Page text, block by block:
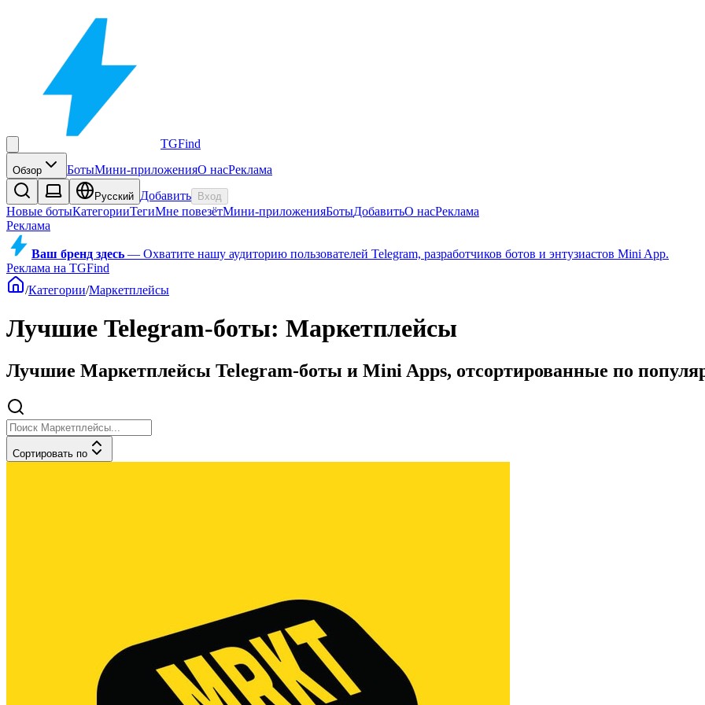
TGFind
Обзор БотыМини-приложенияО насРеклама
Русский Добавить Вход
Новые ботыКатегорииТегиМне повезётМини-приложенияБотыДобавитьО насРеклама
Реклама
Ваш бренд здесь — Охватите нашу аудиторию пользователей Telegram, разработчиков ботов и энтузиастов Mini App.
Реклама на TGFind
/Категории/Маркетплейсы
Лучшие Telegram-боты: Маркетплейсы
Лучшие Маркетплейсы Telegram-боты и Mini Apps, отсортированные по
Сортировать по